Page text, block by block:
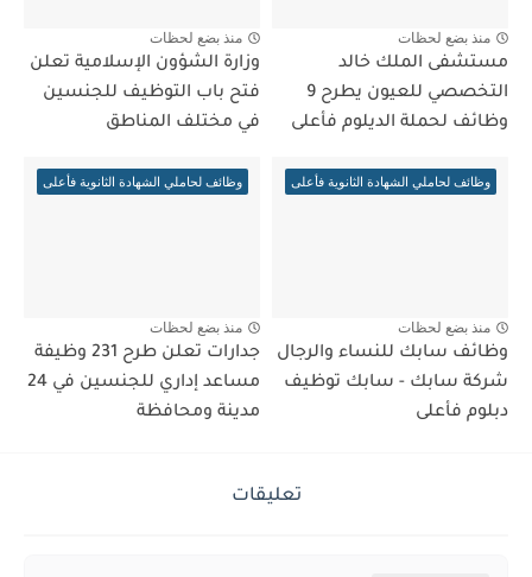
منذ بضع لحظات
مستشفى الملك خالد
التخصصي للعيون يطرح 9
وظائف لحملة الديلوم فأعلى
منذ بضع لحظات
وزارة الشؤون الإسلامية تعلن
فتح باب التوظيف للجنسين
في مختلف المناطق
وظائف لحاملي الشهادة الثانوية فأعلى
منذ بضع لحظات
وظائف سابك للنساء والرجال
شركة سابك - سابك توظيف
دبلوم فأعلى
وظائف لحاملي الشهادة الثانوية فأعلى
منذ بضع لحظات
جدارات تعلن طرح 231 وظيفة
مساعد إداري للجنسين في 24
مدينة ومحافظة
تعليقات